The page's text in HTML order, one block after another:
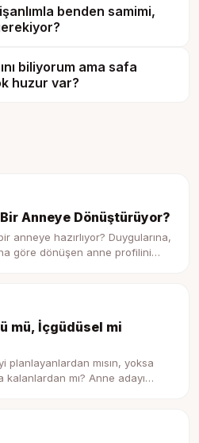
benden samimi,
biliyorum ama safa
huzur var?
Anneye Dönüştürüyor?
anneye hazırlıyor? Duygularına,
göre dönüşen anne profilini
mü, İçgüdüsel mi
planlayanlardan mısın, yoksa
mı? Anne adayı